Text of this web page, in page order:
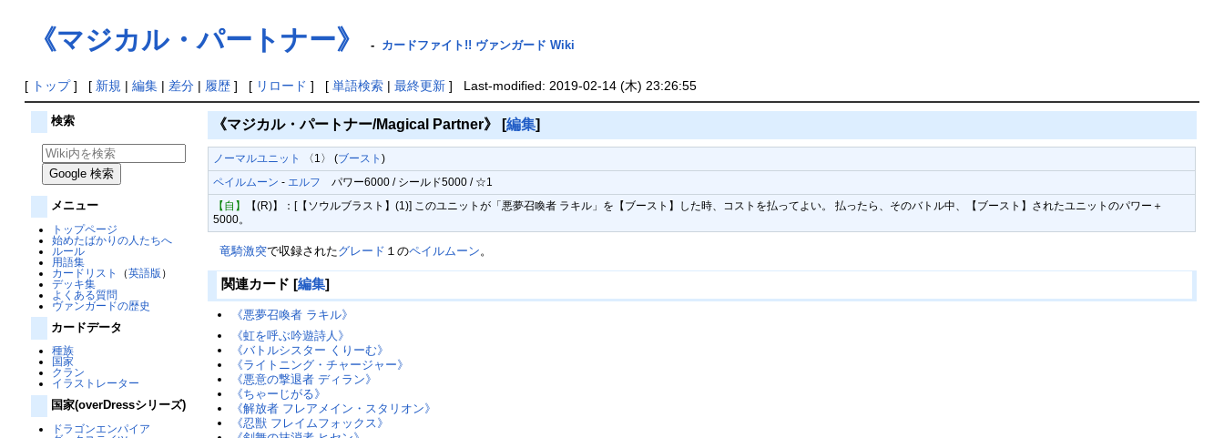
《マジカル・パートナー》 - カードファイト!! ヴァンガード Wiki
[ トップ] [ 新規 | 編集| 差分| 履歴] [ リロード ] [ 単語検索| 最終更新] Last-modified: 2019-02-14 (木) 23:26:55
検索
メニュー
トップページ
始めたばかりの人たちへ
ルール
用語集
カードリスト
（英語版 ）
デッキ集
よくある質問
ヴァンガードの歴史
カードデータ
種族
国家
クラン
イラストレーター
国家(overDressシリーズ)
ドラゴンエンパイア
《マジカル・パートナー/Magical Partner》 [編集]
ノーマルユニット 〈1〉 (ブースト)
ペイルムーン - エルフ
パワー6000 / シールド5000 / ☆1
【自】
【(R)】：[【ソウルブラスト】(1)] このユニットが「悪夢召喚者 ラキル」を【ブースト】した時、コストを払ってよい。 払ったら、そのバトル中、【ブースト】されたユニットのパワー＋
5000。
竜騎激突で収録されたグレード １のペイルムーン 。
関連カード [編集]
《悪夢召喚者 ラキル》
《虹を呼ぶ吟遊詩人》
《バトルシスター くりーむ》
《ライトニング・チャージャー》
《悪意の撃退者 ディラン》
《ちゃーじがる》
《解放者 フレアメイン・スタリオン》
《忍獣 フレイムフォックス》